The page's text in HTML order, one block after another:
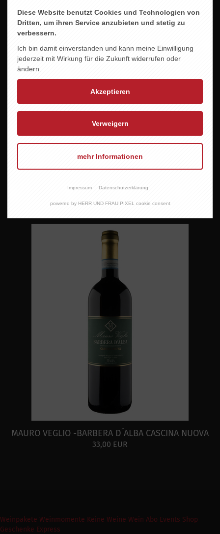
RINGS -DAS KREUZ-
60,00 EUR
MAURO VEGLIO -BARBERA D´ALBA CASCINA NUOVA
33,00 EUR
Weinpakete Weinmomente Keine Weine Wein Abo Events Shop
Geschenke Express
Diese Website benutzt Cookies und Technologien von
Dritten, um ihren Service anzubieten und stetig zu
verbessern.
Ich bin damit einverstanden und kann meine Einwilligung
jederzeit mit Wirkung für die Zukunft widerrufen oder
ändern.
Akzeptieren
Verweigern
mehr Informationen
Impressum Datenschutzerklärung
powered by HERR UND FRAU PIXEL cookie consent